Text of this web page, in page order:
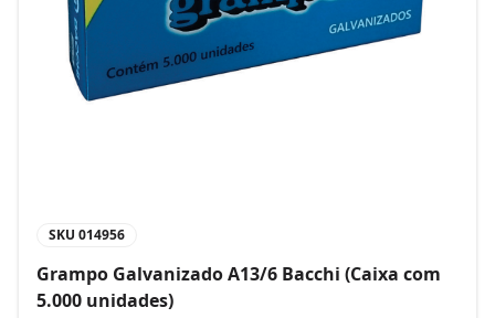
SKU 014956
Grampo Galvanizado A13/6 Bacchi (Caixa com
5.000 unidades)